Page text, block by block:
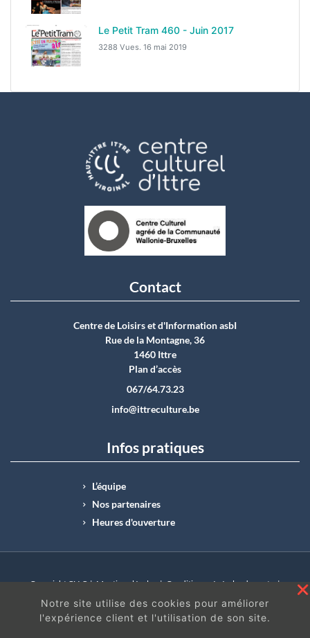
Le Petit Tram 460 - Juin 2017
3288 Vues. 16 mai 2019
Contact
Centre de Loisirs et d'Information asbI
Rue de la Montagne, 36
1460 Ittre
Plan d’accès
067/64.73.23
info@ittreculture.be
Infos pratiques
L’équipe
Nos partenaires
Heures d'ouverture
Copyright CLI © | Mentions légales | Conditions générales de vente |
N°Entreprise : BE0414.742.009 |
BE50 0012 6285 4518
Notre site utilise des cookies pour améliorer
l'expérience client et l'utilisation de son site.